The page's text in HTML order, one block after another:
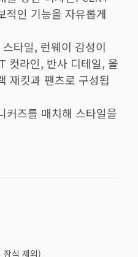
적인 기능을 자유롭게
타일, 런웨이 감성이
컷라인, 반사 디테일, 올
재킷과 팬츠로 구성됩
커즈를 매치해 스타일을
식 제외)